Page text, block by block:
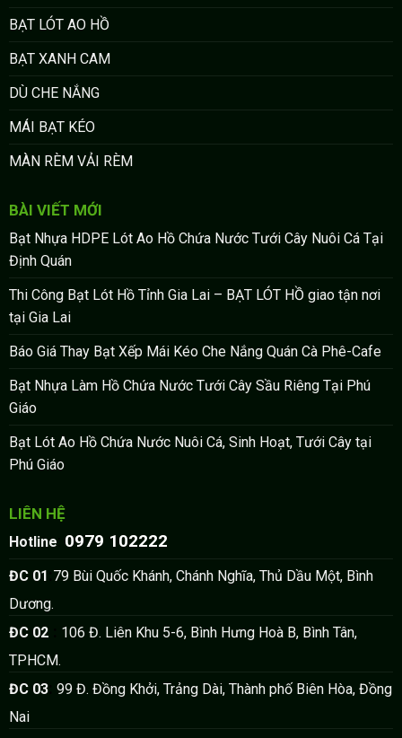
BẠT LÓT AO HỒ
BẠT XANH CAM
DÙ CHE NẮNG
MÁI BẠT KÉO
MÀN RÈM VẢI RÈM
BÀI VIẾT MỚI
Bạt Nhựa HDPE Lót Ao Hồ Chứa Nước Tưới Cây Nuôi Cá Tại
Định Quán
Thi Công Bạt Lót Hồ Tỉnh Gia Lai – BẠT LÓT HỒ giao tận nơi
tại Gia Lai
Báo Giá Thay Bạt Xếp Mái Kéo Che Nắng Quán Cà Phê-Cafe
Bạt Nhựa Làm Hồ Chứa Nước Tưới Cây Sầu Riêng Tại Phú
Giáo
Bạt Lót Ao Hồ Chứa Nước Nuôi Cá, Sinh Hoạt, Tưới Cây tại
Phú Giáo
LIÊN HỆ
Hotline 0979 102222
ĐC 01 79 Bùi Quốc Khánh, Chánh Nghĩa, Thủ Dầu Một, Bình
Dương.
ĐC 02:
106 Đ. Liên Khu 5-6, Bình Hưng Hoà B, Bình Tân,
TPHCM.
ĐC 03: 99 Đ. Đồng Khởi, Trảng Dài, Thành phố Biên Hòa, Đồng
Nai